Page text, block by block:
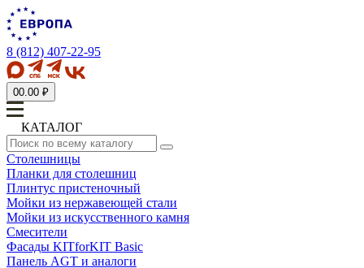
8 (812) 407-22-95
00.00 ₽
КАТАЛОГ
Столешницы
Планки для столешниц
Плинтус пристеночный
Мойки из нержавеющей стали
Мойки из искусственного камня
Смесители
Фасады KITforKIT Basic
Панель AGT и аналоги